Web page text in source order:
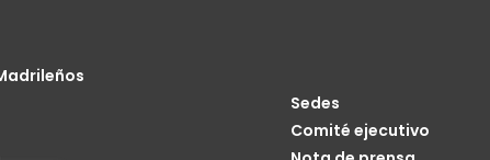
Sedes
Comité ejecutivo